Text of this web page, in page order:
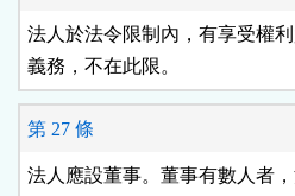
法人於法令限制內，有享受權
義務，不在此限。
第 27 條
法人應設董事。董事有數人者